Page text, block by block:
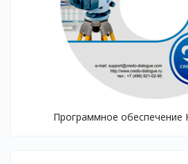
Программное обеспечение